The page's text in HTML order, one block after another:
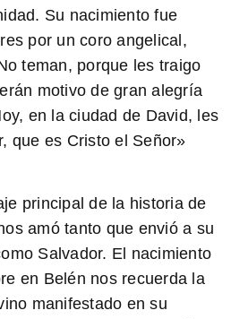
Su nacimiento fue
por un coro angelical,
teman, porque les traigo
motivo de gran alegría
en la ciudad de David, les
que es Cristo el Señor»
principal de la historia de
amó tanto que envió a su
Salvador. El nacimiento
en Belén nos recuerda la
manifestado en su